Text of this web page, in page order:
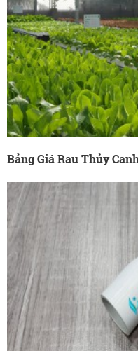
Bảng Giá Rau Thủy